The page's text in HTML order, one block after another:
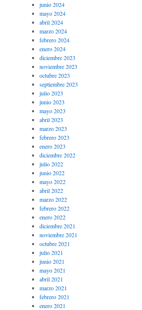
junio 2024
mayo 2024
abril 2024
marzo 2024
febrero 2024
enero 2024
diciembre 2023
noviembre 2023
octubre 2023
septiembre 2023
julio 2023
junio 2023
mayo 2023
abril 2023
marzo 2023
febrero 2023
enero 2023
diciembre 2022
julio 2022
junio 2022
mayo 2022
abril 2022
marzo 2022
febrero 2022
enero 2022
diciembre 2021
noviembre 2021
octubre 2021
julio 2021
junio 2021
mayo 2021
abril 2021
marzo 2021
febrero 2021
enero 2021